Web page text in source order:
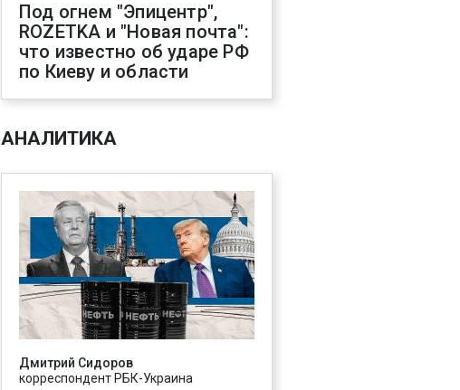
Под огнем "Эпицентр",
ROZETKA и "Новая почта":
что известно об ударе РФ
по Киеву и области
АНАЛИТИКА
Дмитрий Сидоров
корреспондент РБК-Украина